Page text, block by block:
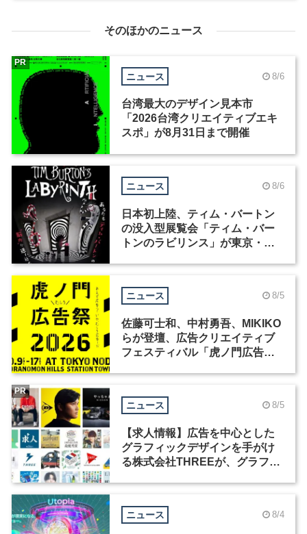
そのほかのニュース
ニュース 8/6
台湾最大のデザイン見本市
「2026台湾クリエイティブエキ
スポ」が8月31日まで開催
PR
ニュース 8/6
日本初上陸、ティム・バートン
の没入型展覧会「ティム・バー
トンのラビリンス」が東京・豊
ニュース 8/5
佐藤可士和、中村勇吾、MIKIKO
らが登壇、広告クリエイティブ
フェスティバル「虎ノ門広告
ニュース 8/5
【求人情報】広告を中心とした
グラフィックデザインを手がけ
る株式会社THREEが、グラフィ
PR
ニュース 8/4